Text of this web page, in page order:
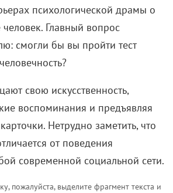
психологической драмы о
Главный вопрос
смогли бы вы пройти тест
свою искусственность,
воспоминания и предъявляя
Нетрудно заметить, что
от поведения
современной социальной сети.
пожалуйста, выделите фрагмент текста и